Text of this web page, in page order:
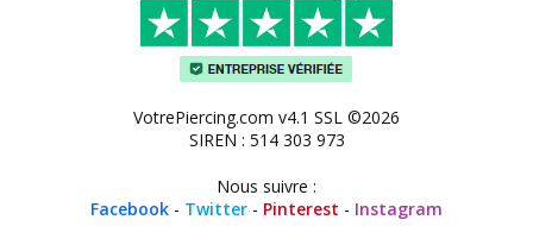
VotrePiercing.com v4.1 SSL ©2026
SIREN : 514 303 973
Nous suivre :
Facebook - Twitter - Pinterest - Instagram